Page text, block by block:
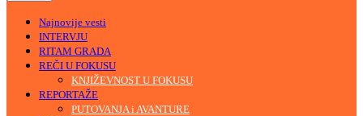
Najnovije vesti
INTERVJU
RITAM GRADA
REČI U FOKUSU
KNJIŽEVNOST U FOKUSU
REPORTAŽE
PUTOVANJA i AVANTURE